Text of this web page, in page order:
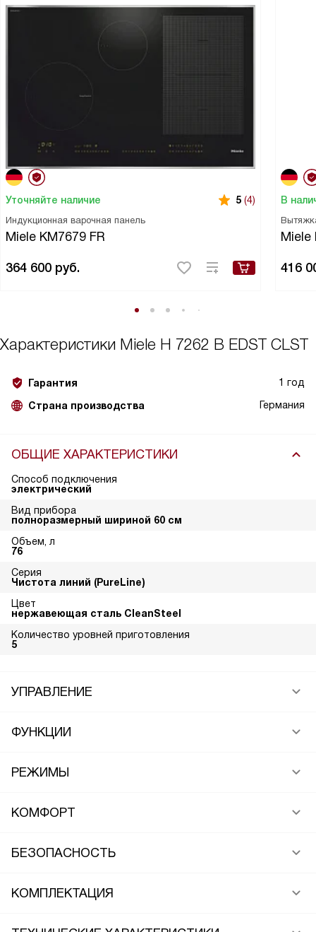
Уточняйте наличие 5 (4)
Индукционная варочная панель
Miele KM7679 FR
364 600 руб.
В
Miele
416
Характеристики Miele H 7262 B EDST CLST
Гарантия 1 год
Страна производства Германия
ОБЩИЕ ХАРАКТЕРИСТИКИ
Способ подключения
электрический
Вид прибора
полноразмерный шириной 60 см
Объем, л
76
Серия
Чистота линий (PureLine)
Цвет
нержавеющая сталь CleanSteel
Количество уровней приготовления
5
УПРАВЛЕНИЕ
ФУНКЦИИ
РЕЖИМЫ
КОМФОРТ
БЕЗОПАСНОСТЬ
КОМПЛЕКТАЦИЯ